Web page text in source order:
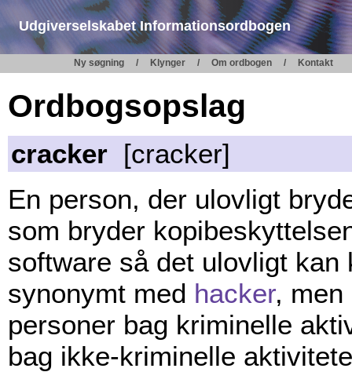
Udgiverselskabet Informationsordbogen
Ny søgning Klynger Om ordbogen Kontakt
Ordbogsopslag
cracker [cracker]
En person, der ulovligt
som bryder
software så det ulovligt
synonymt med hacker, men
personer bag kriminelle
bag ikke-kriminelle